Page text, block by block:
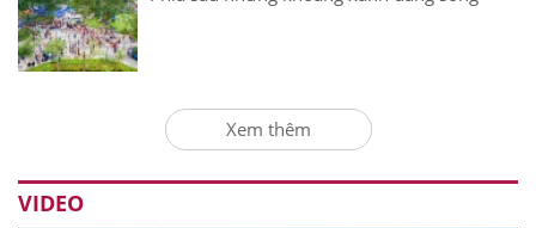
Xem thêm
VIDEO